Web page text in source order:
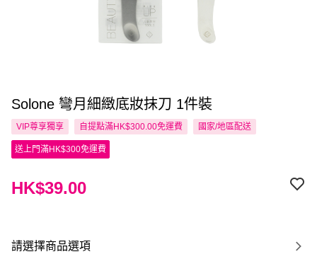
Solone 彎月細緻底妝抹刀 1件裝
VIP尊享獨享 自提點滿HK$300.00免運費 國家/地區配送
送上門滿HK$300免運費
HK$39.00
請選擇商品選項